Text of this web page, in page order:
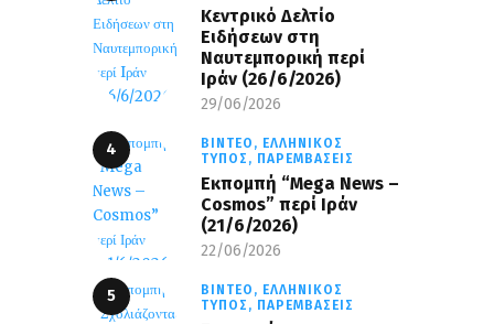
Κεντρικό Δελτίο
Ειδήσεων στη
Ναυτεμπορική περί
Iράν (26/6/2026)
29/06/2026
ΒΊΝΤΕΟ, ΕΛΛΗΝΙΚΌΣ
ΤΎΠΟΣ, ΠΑΡΕΜΒΆΣΕΙΣ
Eκπομπή “Mega News –
Cosmos” περί Ιράν
(21/6/2026)
22/06/2026
ΒΊΝΤΕΟ, ΕΛΛΗΝΙΚΌΣ
ΤΎΠΟΣ, ΠΑΡΕΜΒΆΣΕΙΣ